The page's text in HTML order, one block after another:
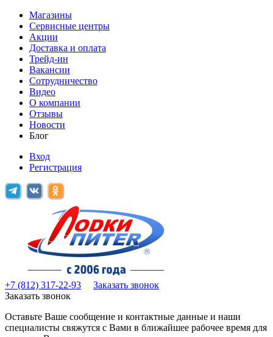
Магазины
Сервисные центры
Акции
Доставка и оплата
Трейд-ин
Вакансии
Сотрудничество
Видео
О компании
Отзывы
Новости
Блог
Вход
Регистрация
+7 (812) 317-22-93
Заказать звонок
Заказать звонок
Оставьте Ваше сообщение и контактные данные и наши
специалисты свяжутся с Вами в ближайшее рабочее время для